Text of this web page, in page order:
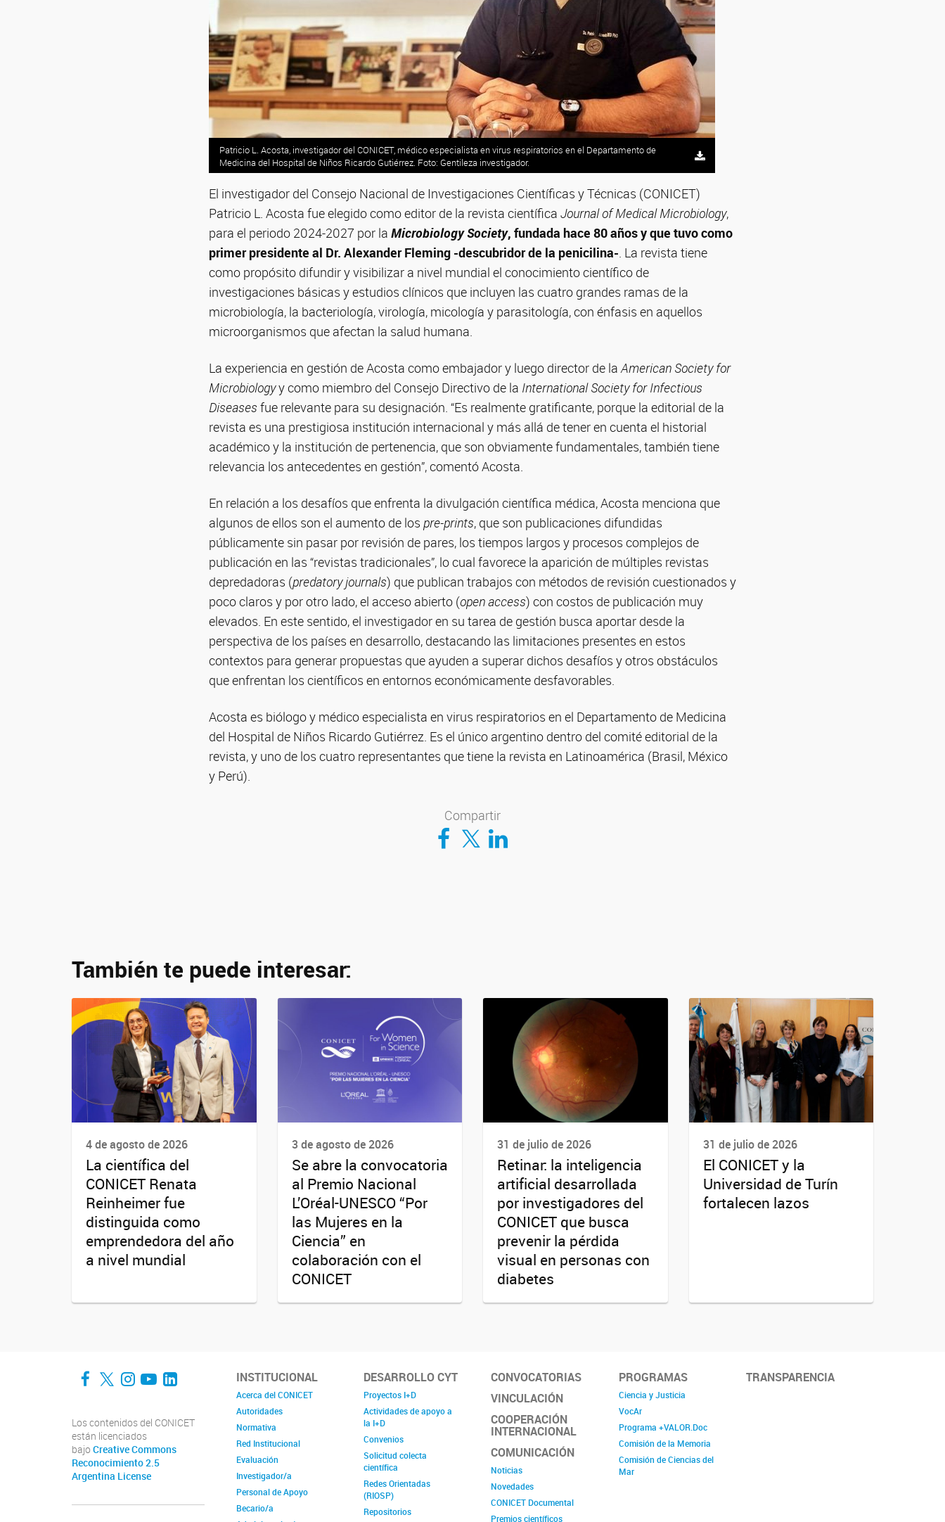
Patricio L. Acosta, investigador del CONICET, médico especialista en virus respiratorios en el Departamento de
Medicina del Hospital de Niños Ricardo Gutiérrez. Foto: Gentileza investigador.
El investigador del Consejo Nacional de Investigaciones Científicas y Técnicas (CONICET)
Patricio L. Acosta fue elegido como editor de la revista científica Journal of Medical Microbiology,
para el periodo 2024-2027 por la Microbiology Society, fundada hace 80 años y que tuvo como
primer presidente al Dr. Alexander Fleming -descubridor de la penicilina-. La revista tiene
como propósito difundir y visibilizar a nivel mundial el conocimiento científico de
investigaciones básicas y estudios clínicos que incluyen las cuatro grandes ramas de la
microbiología, la bacteriología, virología, micología y parasitología, con énfasis en aquellos
microorganismos que afectan la salud humana.
La experiencia en gestión de Acosta como embajador y luego director de laAmerican Society for
Microbiologyy como miembro del Consejo Directivo de la International Society for Infectious
Diseases fue relevante para su designación. “Es realmente gratificante, porque la editorial de la
revista es una prestigiosa institución internacional y más allá de tener en cuenta el historial
académico y la institución de pertenencia, que son obviamente fundamentales, también tiene
relevancia los antecedentes en gestión”, comentó Acosta.
En relación a los desafíos que enfrenta la divulgación científica médica, Acosta menciona que
algunos de ellos son el aumento de los pre-prints, que son publicaciones difundidas
públicamente sin pasar por revisión de pares, los tiempos largos y procesos complejos de
publicación en las “revistas tradicionales”, lo cual favorece la aparición de múltiples revistas
depredadoras (predatory journals) que publican trabajos con métodos de revisión cuestionados y
poco claros y por otro lado, el acceso abierto (open access) con costos de publicación muy
elevados. En este sentido, el investigador en su tarea de gestión busca aportar desde la
perspectiva de los países en desarrollo, destacando las limitaciones presentes en estos
contextos para generar propuestas que ayuden a superar dichos desafíos y otros obstáculos
que enfrentan los científicos en entornos económicamente desfavorables.
Acosta es biólogo y médico especialista en virus respiratorios en el Departamento de Medicina
del Hospital de Niños Ricardo Gutiérrez. Es el único argentino dentro del comité editorial de la
revista, y uno de los cuatro representantes que tiene la revista en Latinoamérica (Brasil, México
y Perú).
Compartir
Compartir en Facebook
Compartir en TwitterCompartir en LinkedIn
También te puede interesar:
4 de agosto de 2026
La científica del
CONICET Renata
Reinheimer fue
distinguida como
emprendedora del año
a nivel mundial
3 de agosto de 2026
Se abre la convocatoria
al Premio Nacional
L’Oréal-UNESCO “Por
las Mujeres en la
Ciencia” en
colaboración con el
CONICET
31 de julio de 2026
Retinar: la inteligencia
artificial desarrollada
por investigadores del
CONICET que busca
prevenir la pérdida
visual en personas con
diabetes
31 de julio de 2026
El CONICET y la
Universidad de Turín
fortalecen lazos
Facebook
Twitter
Instagram
YouTube
LinkedIn
Los contenidos del CONICET
están licenciados
bajo Creative Commons
Reconocimiento 2.5
Argentina License
INSTITUCIONAL
Acerca del CONICET
Autoridades
Normativa
Red Institucional
Evaluación
Investigador/a
Personal de Apoyo
Becario/a
DESARROLLO CYT
Proyectos I+D
Actividades de apoyo a
la I+D
Convenios
Solicitud colecta
científica
Redes Orientadas
(RIOSP)
Repositorios
CONVOCATORIAS
VINCULACIÓN
COOPERACIÓN
INTERNACIONAL
COMUNICACIÓN
Noticias
Novedades
CONICET Documental
Premios científicos
PROGRAMAS
Ciencia y Justicia
VocAr
Programa +VALOR.Doc
Comisión de la Memoria
Comisión de Ciencias del
Mar
TRANSPARENCIA